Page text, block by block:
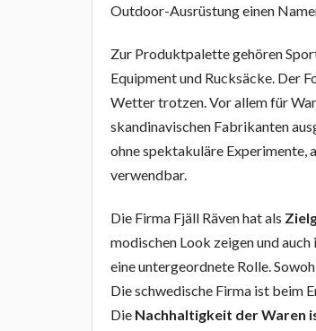
Outdoor-Ausrüstung einen
Zur Produktpalette gehören
Equipment und Rucksäcke. Der
Wetter trotzen. Vor allem für
skandinavischen Fabrikanten
ohne spektakuläre Experimente,
verwendbar.
Die Firma Fjäll Räven hat als
modischen Look zeigen und
eine untergeordnete Rolle.
Die schwedische Firma ist beim
Die Nachhaltigkeit der Waren